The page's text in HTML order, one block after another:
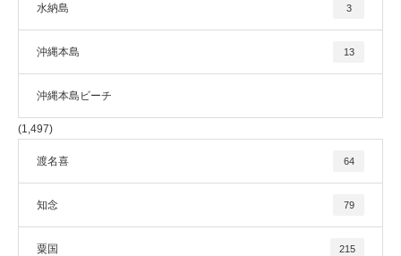
水納島 3
沖縄本島 13
沖縄本島ビーチ
(1,497)
渡名喜 64
知念 79
粟国 215